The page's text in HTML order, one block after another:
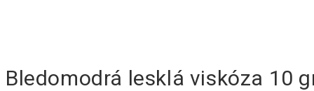
Bledomodrá lesklá viskóza 10